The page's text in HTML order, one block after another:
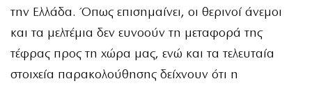
την Ελλάδα. Όπως επισημαίνει, οι θερινοί άνεμοι
και τα μελτέμια δεν ευνοούν τη μεταφορά της
τέφρας προς τη χώρα μας, ενώ και τα τελευταία
στοιχεία παρακολούθησης δείχνουν ότι η